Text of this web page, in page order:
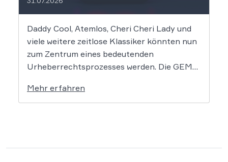
Daddy Cool, Atemlos, Cheri Cheri Lady und
viele weitere zeitlose Klassiker könnten nun
zum Zentrum eines bedeutenden
Urheberrechtsprozesses werden. Die GEMA
will die Rechte ihrer Mitglieder verteidigen.
Dem Unternehmen hinter der populären KI-
Mehr erfahren